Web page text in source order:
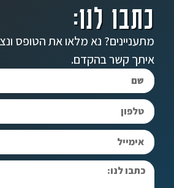
כתבו לנו:
מתעניינים? נא מלאו את הטופס
איתך קשר בהקדם.